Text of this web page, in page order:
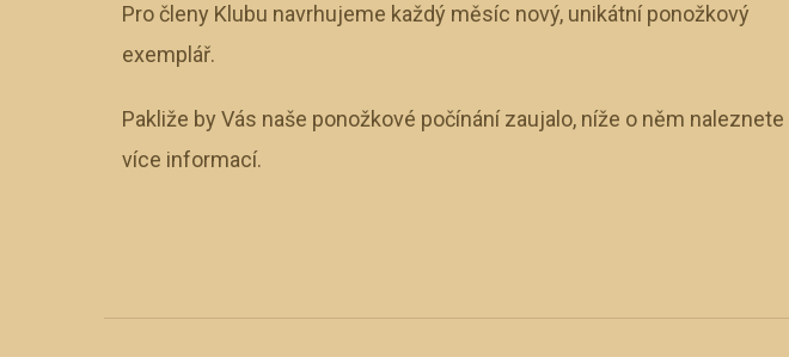
Pro členy Klubu navrhujeme každý měsíc nový, unikátní ponožkový
exemplář.
Pakliže by Vás naše ponožkové počínání zaujalo, níže o něm naleznete
více informací.